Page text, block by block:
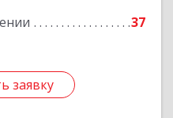
37
заявку
Подробнее
заявку